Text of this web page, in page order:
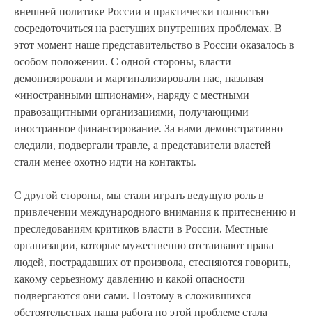
внешней политике России и практически полностью
сосредоточиться на растущих внутренних проблемах. В
этот момент наше представительство в России оказалось в
особом положении. С одной стороны, власти
демонизировали и маргинализировали нас, называя
«иностранными шпионами», наряду с местными
правозащитными организациями, получающими
иностранное финансирование. За нами демонстративно
следили, подвергали травле, а представители властей
стали менее охотно идти на контакты.
С другой стороны, мы стали играть ведущую роль в
привлечении международного внимания к притеснению и
преследованиям критиков власти в России. Местные
организации, которые мужественно отстаивают права
людей, пострадавших от произвола, стесняются говорить,
какому серьезному давлению и какой опасности
подвергаются они сами. Поэтому в сложившихся
обстоятельствах наша работа по этой проблеме стала